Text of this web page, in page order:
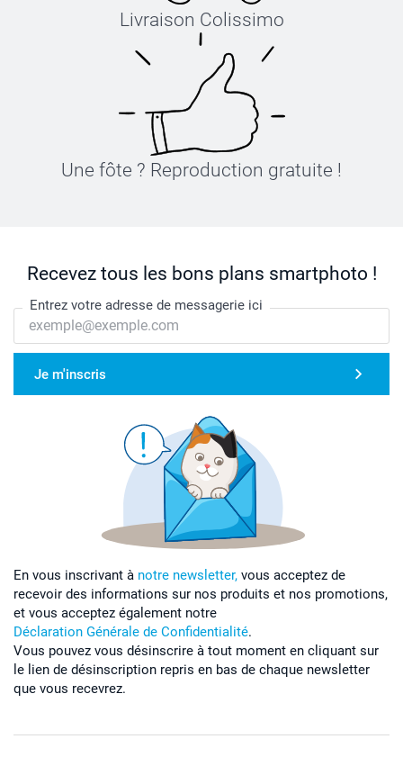
Livraison Colissimo
Une fôte ? Reproduction gratuite !
Recevez tous les bons plans smartphoto !
Entrez votre adresse de messagerie ici
Je m'inscris
En vous inscrivant à notre newsletter, vous acceptez de
recevoir des informations sur nos produits et nos promotions,
et vous acceptez également notre
Déclaration Générale de Confidentialité.
Vous pouvez vous désinscrire à tout moment en cliquant sur
le lien de désinscription repris en bas de chaque newsletter
que vous recevrez.